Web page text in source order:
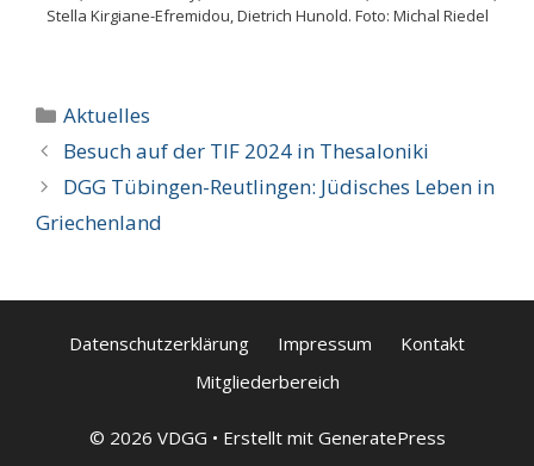
Stella Kirgiane-Efremidou, Dietrich Hunold. Foto: Michal Riedel
Kategorien
Aktuelles
Besuch auf der TIF 2024 in Thesaloniki
DGG Tübingen-Reutlingen: Jüdisches Leben in
Griechenland
Datenschutzerklärung Impressum
Kontakt
Mitgliederbereich
© 2026 VDGG • Erstellt mit GeneratePress